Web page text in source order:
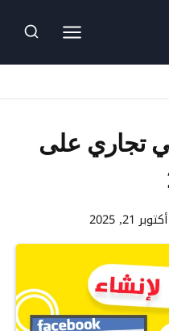
تجاري على
أكتوبر 21, 2025